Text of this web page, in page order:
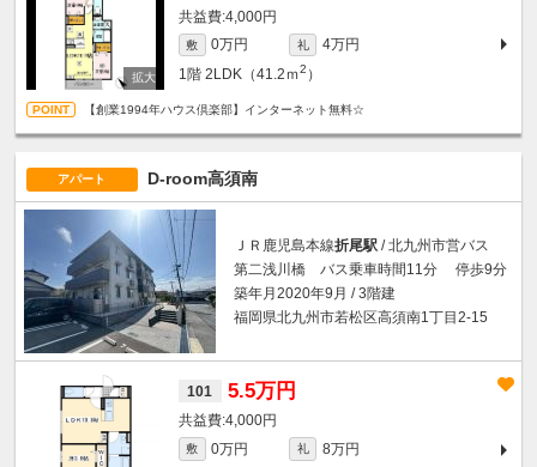
4,000円
敷 0万円 礼
4万円
1階 2LDK（41.2ｍ2 ）
【創業1994年ハウス倶楽部】インターネット無料☆
アパート D-room高須南
ＪＲ鹿児島本線折尾駅 / 北九州市営バス
第二浅川橋 バス乗車時間11分 停歩9分
築年月2020年9月 / 3階建
福岡県北九州市若松区高須南1丁目2-15
101 5.5万円
4,000円
敷 0万円 礼
8万円